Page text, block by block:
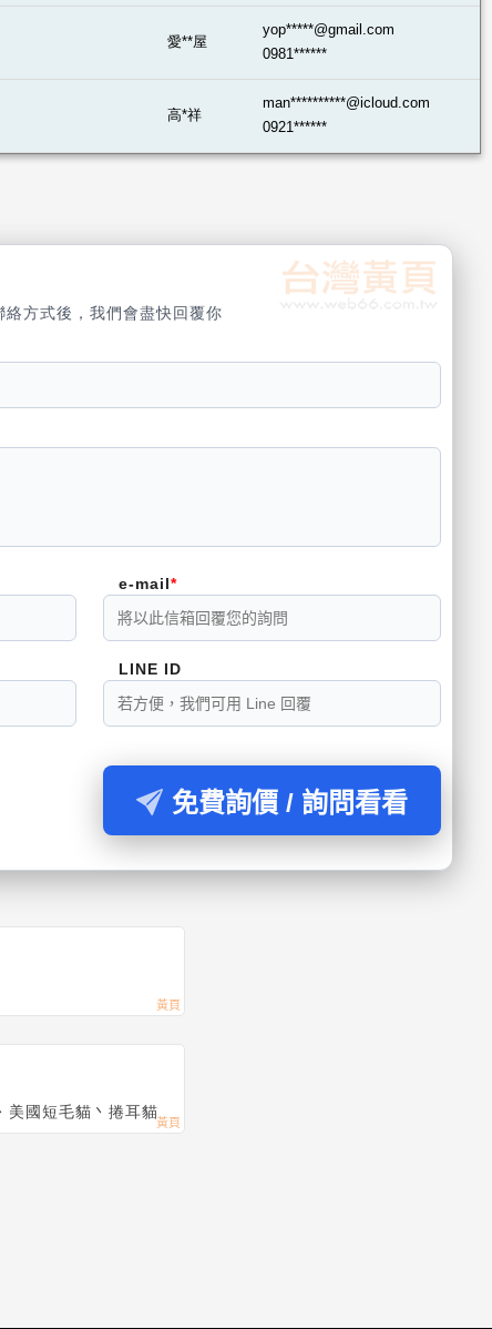
愛**屋
yop*****@gmail.com
0981******
高*祥
man**********@icloud.com
0921******
方式後，我們會盡快回覆你
e-mail
LINE ID
免費詢價 / 詢問看看
美國短毛貓丶捲耳貓